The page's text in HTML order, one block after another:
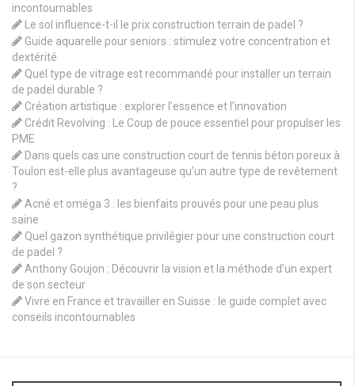
incontournables
Le sol influence-t-il le prix construction terrain de padel ?
Guide aquarelle pour seniors : stimulez votre concentration et
dextérité
Quel type de vitrage est recommandé pour installer un terrain
de padel durable ?
Création artistique : explorer l’essence et l’innovation
Crédit Revolving : Le Coup de pouce essentiel pour propulser les
PME
Dans quels cas une construction court de tennis béton poreux à
Toulon est-elle plus avantageuse qu’un autre type de revêtement
?
Acné et oméga 3 : les bienfaits prouvés pour une peau plus
saine
Quel gazon synthétique privilégier pour une construction court
de padel ?
Anthony Goujon : Découvrir la vision et la méthode d’un expert
de son secteur
Vivre en France et travailler en Suisse : le guide complet avec
conseils incontournables